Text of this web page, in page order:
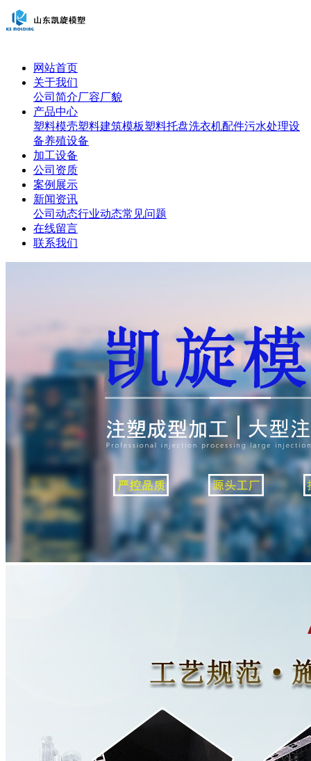
网站首页
关于我们
公司简介厂容厂貌
产品中心
塑料模壳塑料建筑模板塑料托盘洗衣机配件污水处理设
备养殖设备
加工设备
公司资质
案例展示
新闻资讯
公司动态行业动态常见问题
在线留言
联系我们